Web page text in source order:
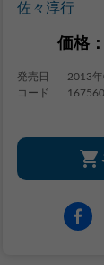
佐々淳行
価格：
発売日
2013
コード